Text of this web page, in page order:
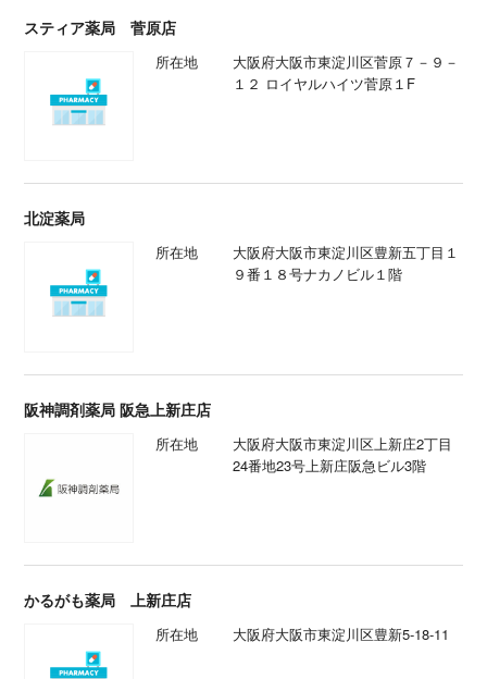
スティア薬局 菅原店
所在地
大阪府大阪市東淀川区菅原７－９－
１２ ロイヤルハイツ菅原１F
北淀薬局
所在地
大阪府大阪市東淀川区豊新五丁目１
９番１８号ナカノビル１階
阪神調剤薬局 阪急上新庄店
所在地
大阪府大阪市東淀川区上新庄2丁目
24番地23号上新庄阪急ビル3階
かるがも薬局 上新庄店
所在地 大阪府大阪市東淀川区豊新5-18-11